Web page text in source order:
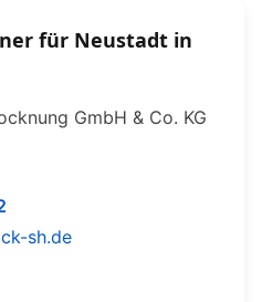
für Neustadt in
GmbH & Co. KG
sh.de